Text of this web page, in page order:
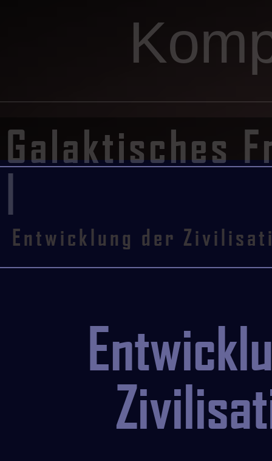
Galaktisches
|
Entwicklung der